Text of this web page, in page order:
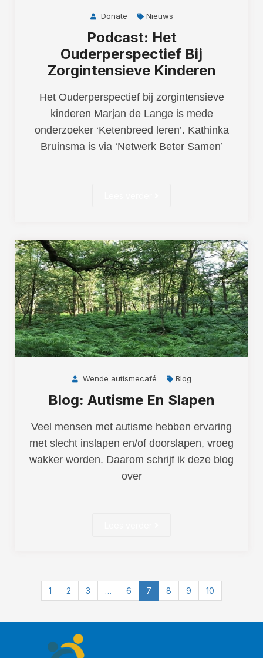
Donate Nieuws
Podcast: Het
Ouderperspectief Bij
Zorgintensieve Kinderen
Het Ouderperspectief bij zorgintensieve
kinderen Marjan de Lange is mede
onderzoeker ‘Ketenbreed leren’. Kathinka
Bruinsma is via ‘Netwerk Beter Samen’
Wende autismecafé Blog
Blog: Autisme En Slapen
Veel mensen met autisme hebben ervaring
met slecht inslapen en/of doorslapen, vroeg
wakker worden. Daarom schrijf ik deze blog
over
1 2 3 … 6 7 8 9 10